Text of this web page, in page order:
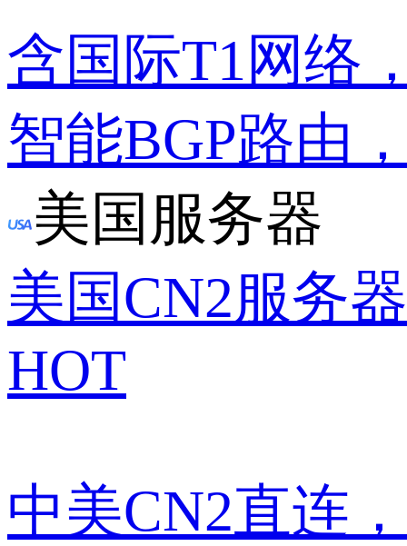
含国际T1网络
智能BGP路由
美国服务器
美国CN2服务器
HOT
中美CN2直连